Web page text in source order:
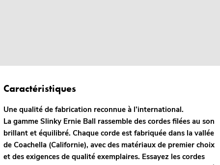
Caractéristiques
Une qualité de fabrication reconnue à l’international.
La gamme Slinky Ernie Ball rassemble des cordes filées au son
brillant et équilibré. Chaque corde est fabriquée dans la vallée
de Coachella (Californie), avec des matériaux de premier choix
et des exigences de qualité exemplaires. Essayez les cordes